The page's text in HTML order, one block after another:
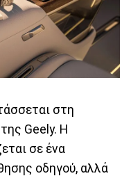
στη
Geely. Η
σε ένα
οδηγού, αλλά